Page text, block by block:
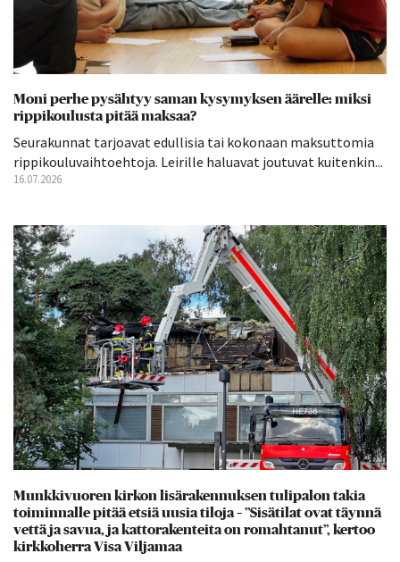
Moni perhe pysähtyy saman kysymyksen äärelle: miksi
rippikoulusta pitää maksaa?
Seurakunnat tarjoavat edullisia tai kokonaan maksuttomia
rippikouluvaihtoehtoja. Leirille haluavat joutuvat kuitenkin...
16.07.2026
Munkkivuoren kirkon lisärakennuksen tulipalon takia
toiminnalle pitää etsiä uusia tiloja – ”Sisätilat ovat täynnä
vettä ja savua, ja kattorakenteita on romahtanut”, kertoo
kirkkoherra Visa Viljamaa